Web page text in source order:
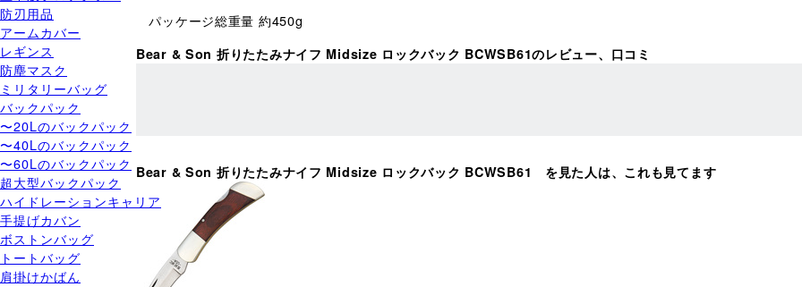
防刃用品
アームカバー
レギンス
防塵マスク
ミリタリーバッグ
バックパック
〜20Lのバックパック
〜40Lのバックパック
〜60Lのバックパック
超大型バックパック
ハイドレーションキャリア
手提げカバン
ボストンバッグ
トートバッグ
肩掛けかばん
パッケージ総重量 約450g
Bear & Son 折りたたみナイフ Midsize ロックバック BCWSB61のレビュー、口コミ
Bear & Son 折りたたみナイフ Midsize ロックバック BCWSB61 を見た人は、これも見てます